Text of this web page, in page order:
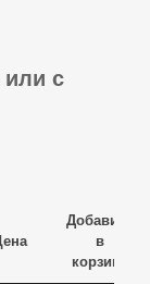
или с
Добавить
в
корзину